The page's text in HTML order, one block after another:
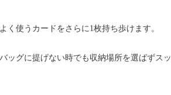
く使うカードをさらに1枚持ち歩けます。
ッグに提げない時でも収納場所を選ばずスッ